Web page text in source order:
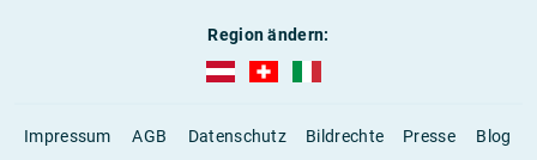
Region ändern:
AUBI-plus Österreich (deutsch)
Impressum AGB Datenschutz Bildrechte Presse Blog